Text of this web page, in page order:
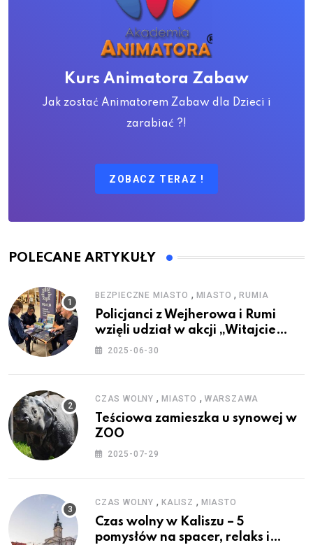
Kurs Animatora Zabaw
Jak zostać Animatorem Zabaw dla Dzieci i
zarabiać ?!
ZOBACZ TERAZ !
POLECANE ARTYKUŁY
BEZPIECZNE MIASTO , MIASTO ,RUMIA
Policjanci z Wejherowa i Rumi
wzięli udział w akcji „Witajcie
Wakacje”
2025-06-30
CZAS WOLNY , MIASTO , WARSZAWA
Teściowa zamieszka u synowej w
ZOO
2025-07-29
CZAS WOLNY , KALISZ , MIASTO
Czas wolny w Kaliszu – 5
pomysłów na spacer, relaks i